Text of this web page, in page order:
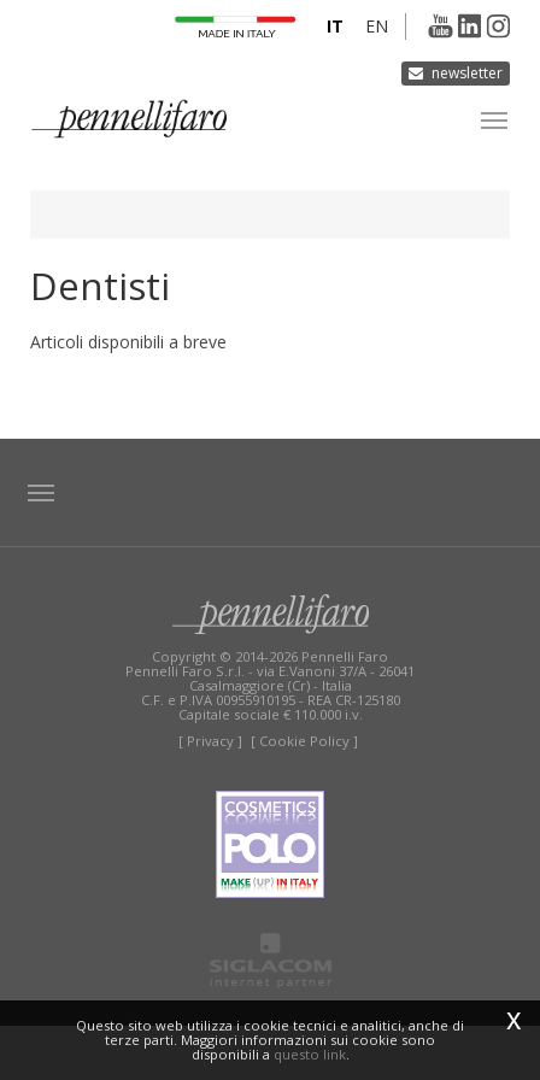
newsletter
EN
IT
DERMOCURA
MEDIA
Dentisti
Articoli disponibili a breve
Copyright © 2014-2026 Pennelli Faro
Pennelli Faro S.r.l. - via E.Vanoni 37/A - 26041
Casalmaggiore (Cr) - Italia
C.F. e P.IVA 00955910195 - REA CR-125180
Capitale sociale € 110.000 i.v.
[ Privacy ] [ Cookie Policy ]
x
Questo sito web utilizza i cookie tecnici e analitici, anche di
terze parti. Maggiori informazioni sui cookie sono
disponibili a questo link.